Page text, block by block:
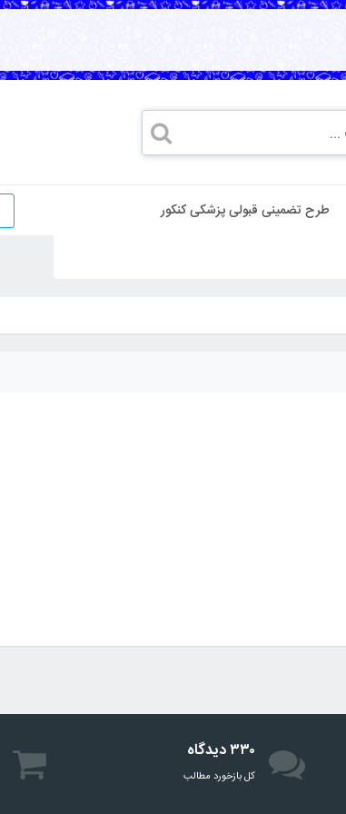
طرح تضمینی قبولی پزشکی کنکور
۳۳۰ دیدگاه
‌کل بازخورد مطالب